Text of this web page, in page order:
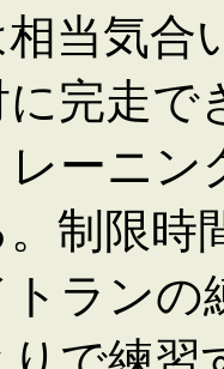
当気合
に完走
ーニ
。制限
ラン